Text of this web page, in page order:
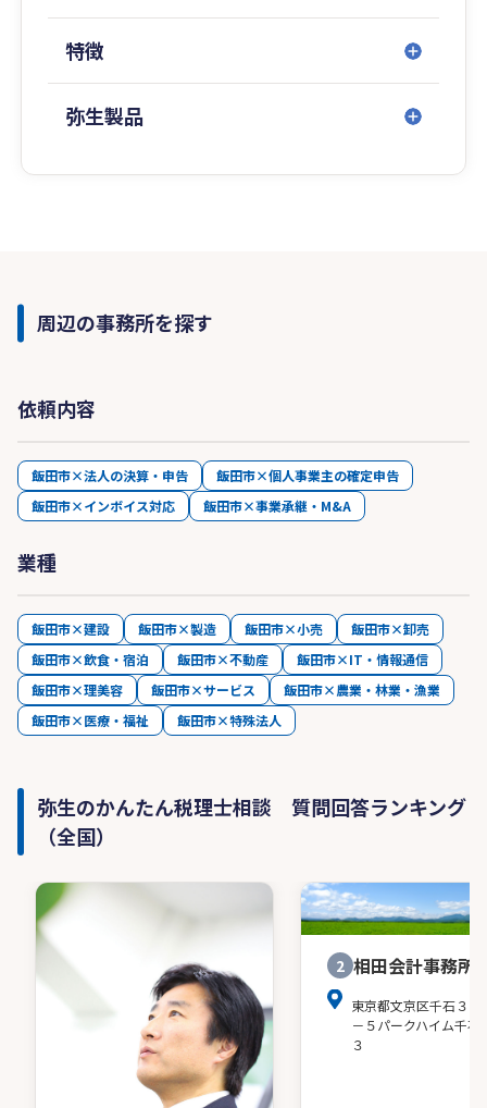
特徴
弥生製品
周辺の事務所を探す
依頼内容
飯田市×法人の決算・申告
飯田市×個人事業主の確定申告
飯田市×インボイス対応
飯田市×事業承継・M&A
業種
飯田市×建設 飯田市×製造 飯田市×小売
飯田市×卸売
飯田市×飲食・宿泊
飯田市×不動産
飯田市×IT・情報通信
飯田市×理美容
飯田市×サービス
飯田市×農業・林業・漁業
飯田市×医療・福祉
飯田市×特殊法人
弥生のかんたん税理士相談 質問回答ランキング
（全国）
2 相田会計事務所
東京都文京区千石３－
－５パークハイム千石
３